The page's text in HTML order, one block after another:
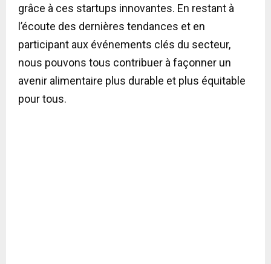
grâce à ces startups innovantes. En restant à
l’écoute des dernières tendances et en
participant aux événements clés du secteur,
nous pouvons tous contribuer à façonner un
avenir alimentaire plus durable et plus équitable
pour tous.